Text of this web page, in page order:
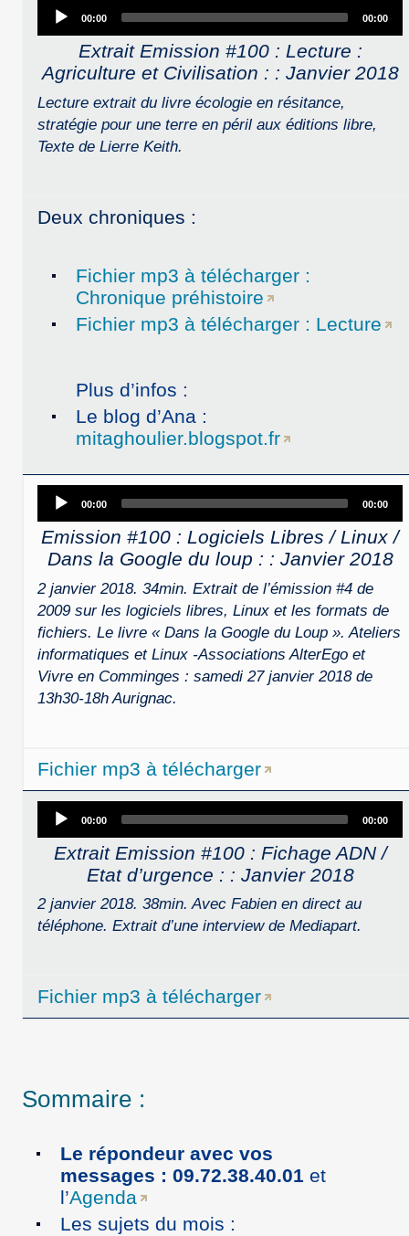
Audio
Player
00:00 00:00
Extrait Emission #100 : Lecture :
Agriculture et Civilisation : : Janvier 2018
Lecture extrait du livre écologie en résitance,
stratégie pour une terre en péril aux éditions libre,
Texte de Lierre Keith.
Deux chroniques :
Fichier mp3 à télécharger :
Chronique préhistoire
Fichier mp3 à télécharger : Lecture
Plus d’infos :
Le blog d’Ana :
mitaghoulier.blogspot.fr
Audio
Player
00:00 00:00
Emission #100 : Logiciels Libres / Linux /
Dans la Google du loup : : Janvier 2018
2 janvier 2018. 34min. Extrait de l’émission #4 de
2009 sur les logiciels libres, Linux et les formats de
fichiers. Le livre « Dans la Google du Loup ». Ateliers
informatiques et Linux -Associations AlterEgo et
Vivre en Comminges : samedi 27 janvier 2018 de
13h30-18h Aurignac.
Fichier mp3 à télécharger
Audio
Player
00:00 00:00
Extrait Emission #100 : Fichage ADN /
Etat d’urgence : : Janvier 2018
2 janvier 2018. 38min. Avec Fabien en direct au
téléphone. Extrait d’une interview de Mediapart.
Fichier mp3 à télécharger
Sommaire :
Le répondeur avec vos
messages : 09.72.38.40.01 et
l’Agenda
Les sujets du mois :